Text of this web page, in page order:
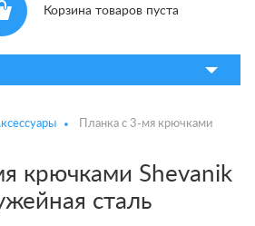
Корзина товаров пуста
Планка с 3-мя крючками
крючками Shevanik
сталь